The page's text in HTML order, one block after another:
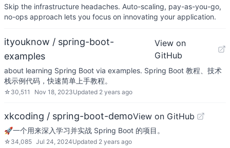
Skip the infrastructure headaches. Auto-scaling, pay-as-you-go,
no-ops approach lets you focus on innovating your application.
ityouknow / spring-boot-
examples
View on
GitHub
about learning Spring Boot via examples. Spring Boot 教程、技术
栈示例代码，快速简单上手教程。
☆ 30,511 Nov 18, 2023Updated 2 years ago
xkcoding / spring-boot-demoView on GitHub
🚀一个用来深入学习并实战 Spring Boot 的项目。
☆ 34,085 Jul 24, 2024Updated 2 years ago